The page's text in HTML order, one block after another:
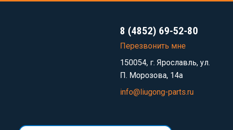
8 (4852) 69-52-80
Перезвонить мне
150054, г. Ярославль, ул.
П. Морозова, 14а
info@liugong-parts.ru